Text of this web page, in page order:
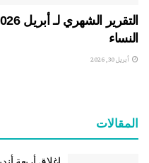
النساء
أبريل 30, 2026
المقالات